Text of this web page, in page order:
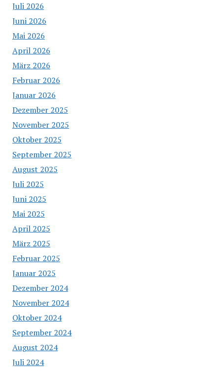
Juli 2026
Juni 2026
Mai 2026
April 2026
März 2026
Februar 2026
Januar 2026
Dezember 2025
November 2025
Oktober 2025
September 2025
August 2025
Juli 2025
Juni 2025
Mai 2025
April 2025
März 2025
Februar 2025
Januar 2025
Dezember 2024
November 2024
Oktober 2024
September 2024
August 2024
Juli 2024